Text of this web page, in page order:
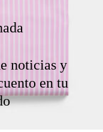
noticias y
en tu